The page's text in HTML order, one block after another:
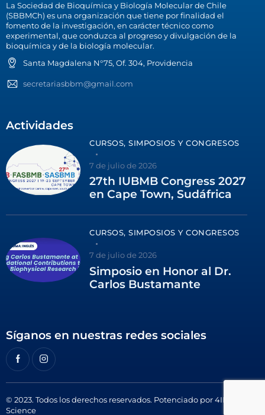
La Sociedad de Bioquímica y Biología Molecular de Chile
(SBBMCh) es una organización que tiene por finalidad el
fomento de la investigación, en carácter técnico como
experimental, que conduzca al progreso y divulgación de la
bioquímica y de la biología molecular.
Santa Magdalena N°75, Of. 304, Providencia
secretariasbbm@gmail.com
Actividades
CURSOS, SIMPOSIOS Y CONGRESOS
7 de julio de 2026
27th IUBMB Congress 2027
en Cape Town, Sudáfrica
CURSOS, SIMPOSIOS Y CONGRESOS
7 de julio de 2026
Simposio en Honor al Dr.
Carlos Bustamante
Síganos en nuestras redes sociales
© 2023. Todos los derechos reservados. Potenciado por4ID
Science